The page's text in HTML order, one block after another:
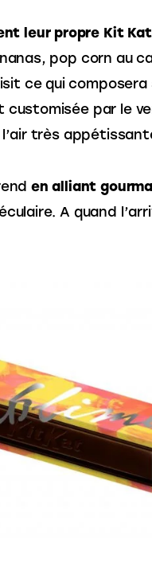
leur propre Kit Kat
pop corn au
ce qui composera
par le
très
en alliant
A quand